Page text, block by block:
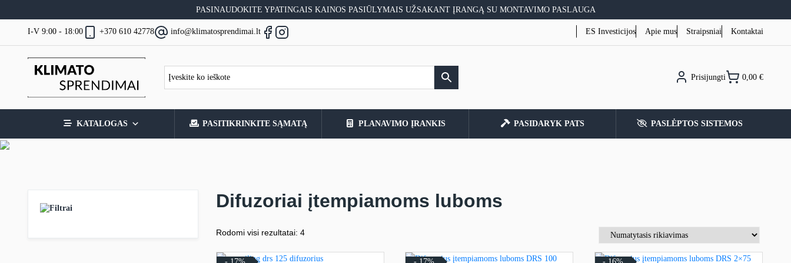
to
PASINAUDOKITE YPATINGAIS KAINOS PASIŪLYMAIS UŽSAKANT ĮRANGĄ SU MONTAVIMO PASLAUGA
I-V 9:00 - 18:00 +370 610 42778 info@klimatosprendimai.lt ES Investicijos Apie mus Straipsniai Kontaktai
Prisijungti 0,00 €
KATALOGAS PASITIKRINKITE SĄMATĄ PLANAVIMO ĮRANKIS PASIDARYK PATS PASLĖPTOS SISTEMOS
Filtrai Difuzoriai įtempiamoms luboms
Rodomi visi rezultatai: 4